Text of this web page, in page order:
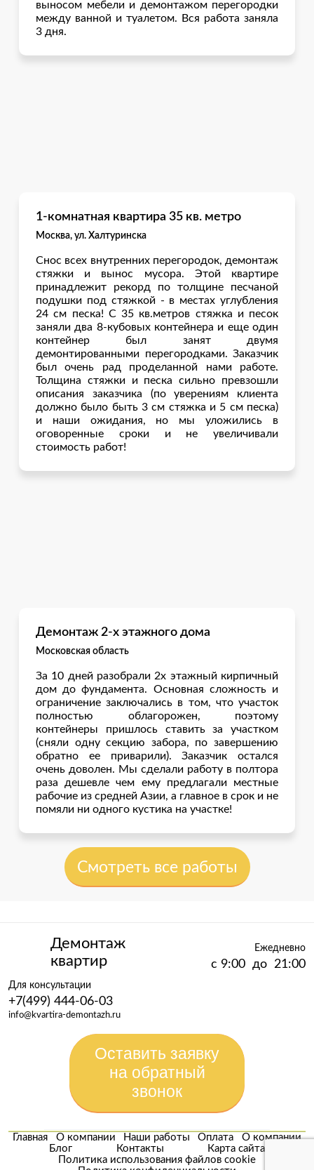
выносом мебели и демонтажом перегородки
между ванной и туалетом. Вся работа заняла
3 дня.
1-комнатная квартира 35 кв. метро
Москва, ул. Халтуринска
Снос всех внутренних перегородок, демонтаж
стяжки и вынос мусора. Этой квартире
принадлежит рекорд по толщине песчаной
подушки под стяжкой - в местах углубления
24 см песка! С 35 кв.метров стяжка и песок
заняли два 8-кубовых контейнера и еще один
контейнер был занят двумя
демонтированными перегородками. Заказчик
был очень рад проделанной нами работе.
Толщина стяжки и песка сильно превзошли
описания заказчика (по уверениям клиента
должно было быть 3 см стяжка и 5 см песка)
и наши ожидания, но мы уложились в
оговоренные сроки и не увеличивали
стоимость работ!
Демонтаж 2-х этажного дома
Московская область
За 10 дней разобрали 2х этажный кирпичный
дом до фундамента. Основная сложность и
ограничение заключались в том, что участок
полностью облагорожен, поэтому
контейнеры пришлось ставить за участком
(сняли одну секцию забора, по завершению
обратно ее приварили). Заказчик остался
очень доволен. Мы сделали работу в полтора
раза дешевле чем ему предлагали местные
рабочие из средней Азии, а главное в срок и не
помяли ни одного кустика на участке!
Смотреть все работы
Демонтаж
квартир
Ежедневно
с 9:00 до 21:00
Для консультации
+7(499) 444-06-03
info@kvartira-demontazh.ru
Оставить заявку
на обратный
звонок
Главная О компании Наши работы Оплата
О компании
Блог
Контакты
Карта сайта
Политика использования файлов cookie